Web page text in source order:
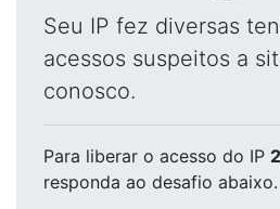
Seu IP fez diversas
acessos suspeitos a
conosco.
Para liberar o acesso do IP
responda ao desafio abaixo.